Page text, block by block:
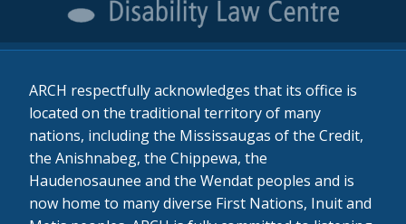
ARCH respectfully acknowledges that its office is
located on the traditional territory of many
nations, including the Mississaugas of the Credit,
the Anishnabeg, the Chippewa, the
Haudenosaunee and the Wendat peoples and is
now home to many diverse First Nations, Inuit and